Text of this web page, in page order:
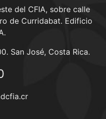
del CFIA, sobre calle
de Curridabat. Edificio
San José, Costa Rica.